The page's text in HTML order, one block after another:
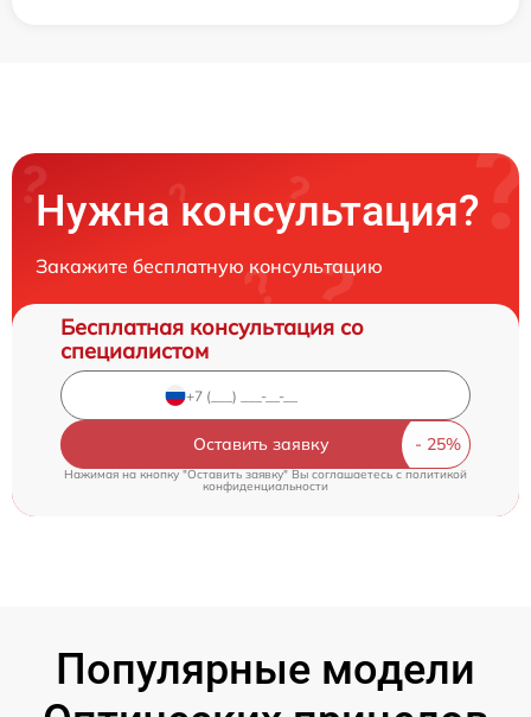
Нужна консультация?
Закажите бесплатную консультацию
Бесплатная консультация со
специалистом
Оставить заявку
Нажимая на кнопку "Оставить заявку" Вы соглашаетесь c политикой
конфиденциальности
Популярные модели